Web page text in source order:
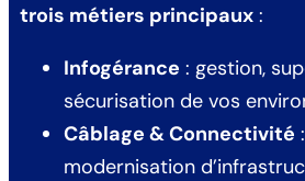
trois métiers principaux :
Infogérance : gestion,
sécurisation de vos
Câblage & Connectivité
modernisation